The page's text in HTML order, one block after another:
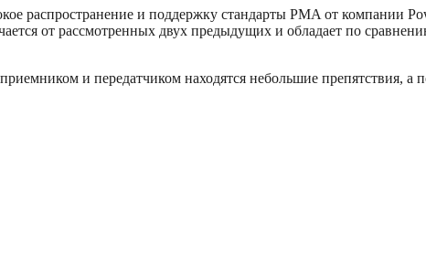
распространение и поддержку стандарты PMA от компании
от рассмотренных двух предыдущих и обладает по
и передатчиком находятся небольшие препятствия, а